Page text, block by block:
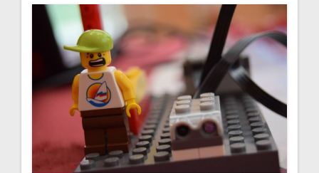
entradas